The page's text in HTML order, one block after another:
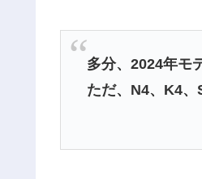
多分、2024年モ
ただ、N4、K4、